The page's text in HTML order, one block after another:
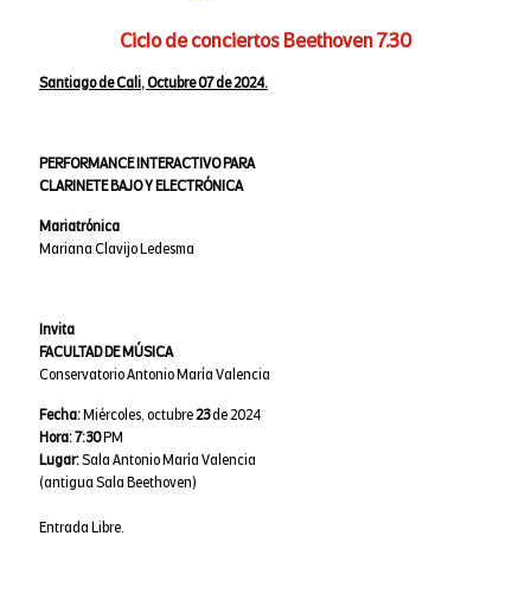
Ciclo de conciertos Beethoven 7.30
Santiago de Cali, Octubre 07 de 2024.
PERFORMANCE INTERACTIVO PARA
CLARINETE BAJO Y ELECTRÓNICA
Mariatrónica
Mariana Clavijo Ledesma
Invita
FACULTAD DE MÚSICA
Conservatorio Antonio María Valencia
Fecha:Miércoles, octubre23de 2024
Hora:7:30PM
Lugar:Sala Antonio María Valencia
(antigua Sala Beethoven)
Entrada Libre.